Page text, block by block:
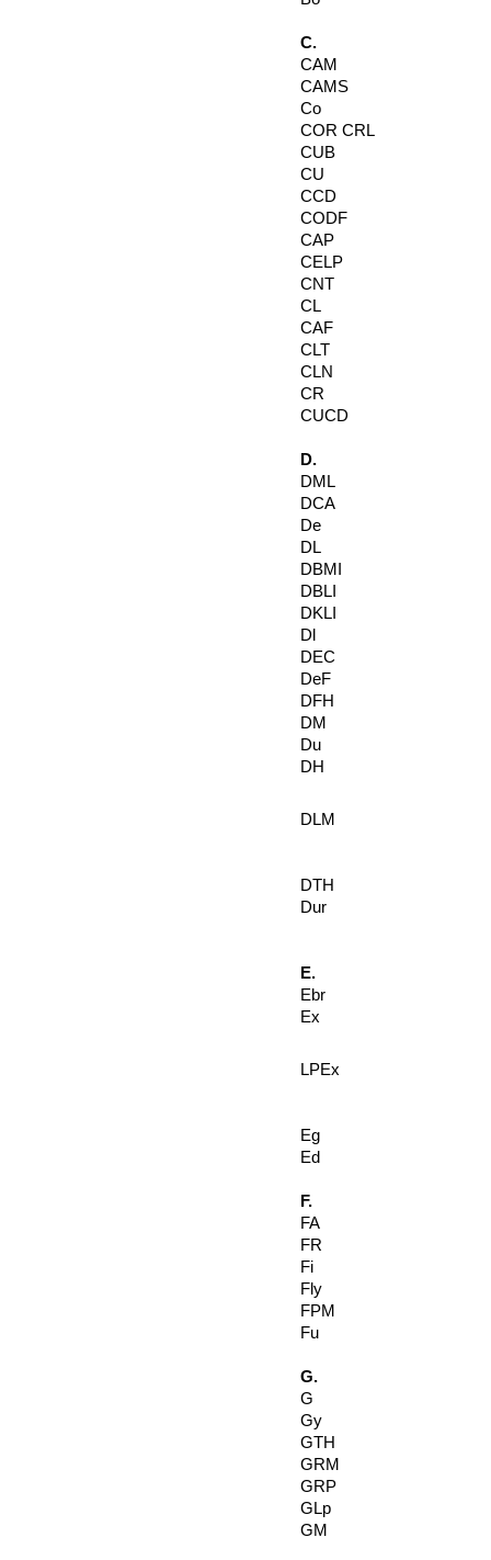
C.
CAM
CAMS
Co
COR CRL
CUB
CU
CCD
CODF
CAP
CELP
CNT
CL
CAF
CLT
CLN
CR
CUCD
D.
DML
DCA
De
DL
DBMI
DBLI
DKLI
Dl
DEC
DeF
DFH
DM
Du
DH
DLM
DTH
Dur
E.
Ebr
Ex
LPEx
Eg
Ed
F.
FA
FR
Fi
Fly
FPM
Fu
G.
G
Gy
GTH
GRM
GRP
GLp
GM